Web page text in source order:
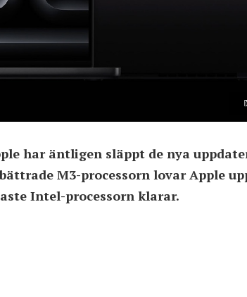
har äntligen släppt de nya
M3-processorn lovar Apple
Intel-processorn klarar.